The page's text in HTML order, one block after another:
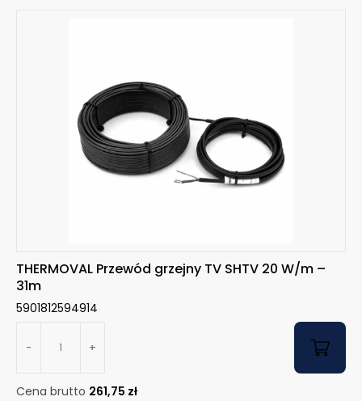
THERMOVAL Przewód grzejny TV SHTV 20 W/m –
31m
5901812594914
- +
Cena brutto 261,75 zł